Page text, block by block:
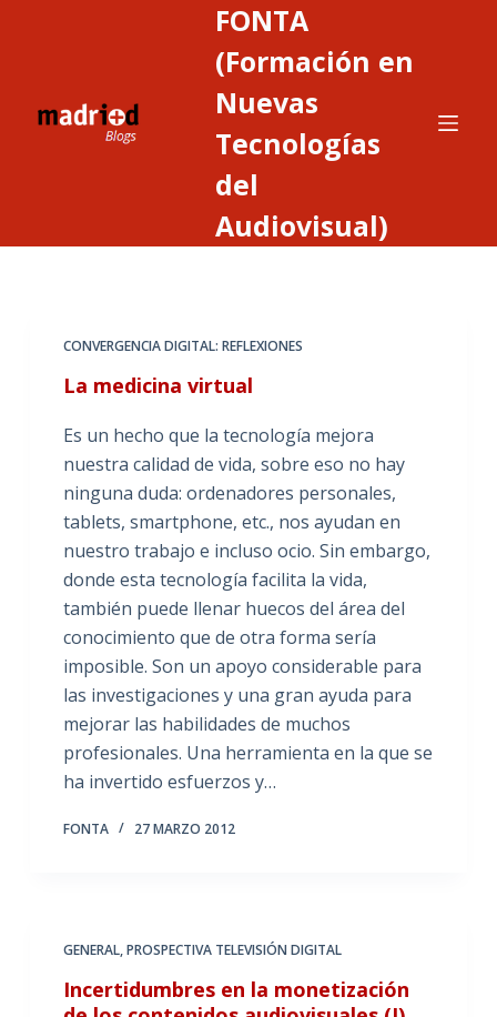
FONTA
(Formación en
Nuevas
Tecnologías
del
Audiovisual)
CONVERGENCIA DIGITAL: REFLEXIONES
La medicina virtual
Es un hecho que la tecnología mejora
nuestra calidad de vida, sobre eso no hay
ninguna duda: ordenadores personales,
tablets, smartphone, etc., nos ayudan en
nuestro trabajo e incluso ocio. Sin embargo,
donde esta tecnología facilita la vida,
también puede llenar huecos del área del
conocimiento que de otra forma sería
imposible. Son un apoyo considerable para
las investigaciones y una gran ayuda para
mejorar las habilidades de muchos
profesionales. Una herramienta en la que se
ha invertido esfuerzos y…
FONTA 27 MARZO 2012
GENERAL,PROSPECTIVA TELEVISIÓN DIGITAL
Incertidumbres en la monetización